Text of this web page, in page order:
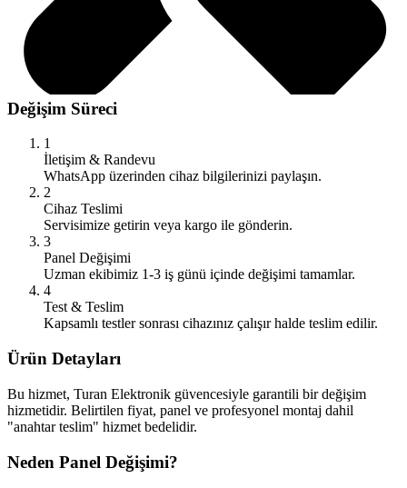
Değişim Süreci
1
İletişim & Randevu
WhatsApp üzerinden cihaz bilgilerinizi paylaşın.
2
Cihaz Teslimi
Servisimize getirin veya kargo ile gönderin.
3
Panel Değişimi
Uzman ekibimiz 1-3 iş günü içinde değişimi tamamlar.
4
Test & Teslim
Kapsamlı testler sonrası cihazınız çalışır halde teslim edilir.
Ürün Detayları
Bu hizmet, Turan Elektronik güvencesiyle garantili bir değişim
hizmetidir. Belirtilen fiyat, panel ve profesyonel montaj dahil
"anahtar teslim" hizmet bedelidir.
Neden Panel Değişimi?